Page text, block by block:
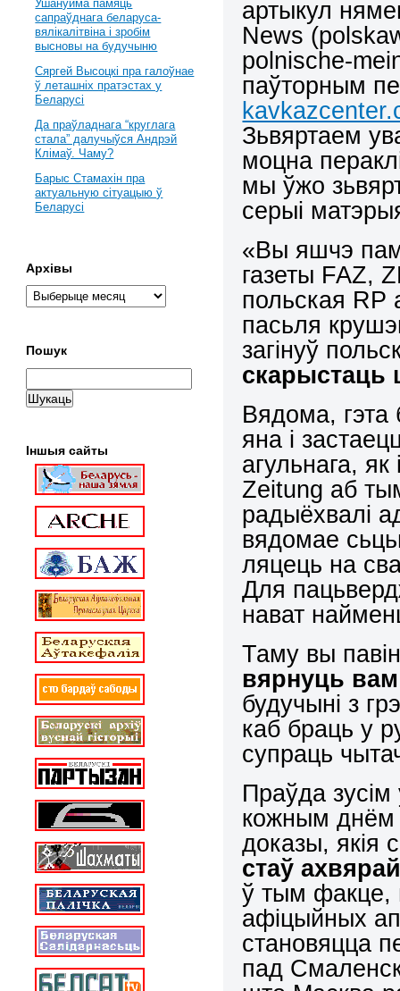
артыкул
News
polnische-
паўторным
Зьвяртаем
моцна
мы ўжо
серыі
«Вы яшчэ
газеты FAZ,
польская RP
пасьля
загінуў
скарыстаць
Вядома, гэта
яна і
агульнага,
Zeitung аб
радыёхвалі
вядомае
ляцець на
Для
нават
Таму вы
вярнуць
будучыні з
каб браць у
супраць
Праўда
кожным
доказы, якія
стаў
ў тым факце,
афіцыйных
становяцца
пад
Ушануйма памяць
сапраўднага беларуса-
вялікалітвіна і зробім
высновы на будучыню
Сяргей Высоцкі пра галоўнае
ў леташніх пратэстах у
Беларусі
Да праўладнага “круглага
стала” далучыўся Андрэй
Клімаў. Чаму?
Барыс Стамахін пра
актуальную сітуацыю ў
Беларусі
Архівы
Пошук
Іншыя сайты